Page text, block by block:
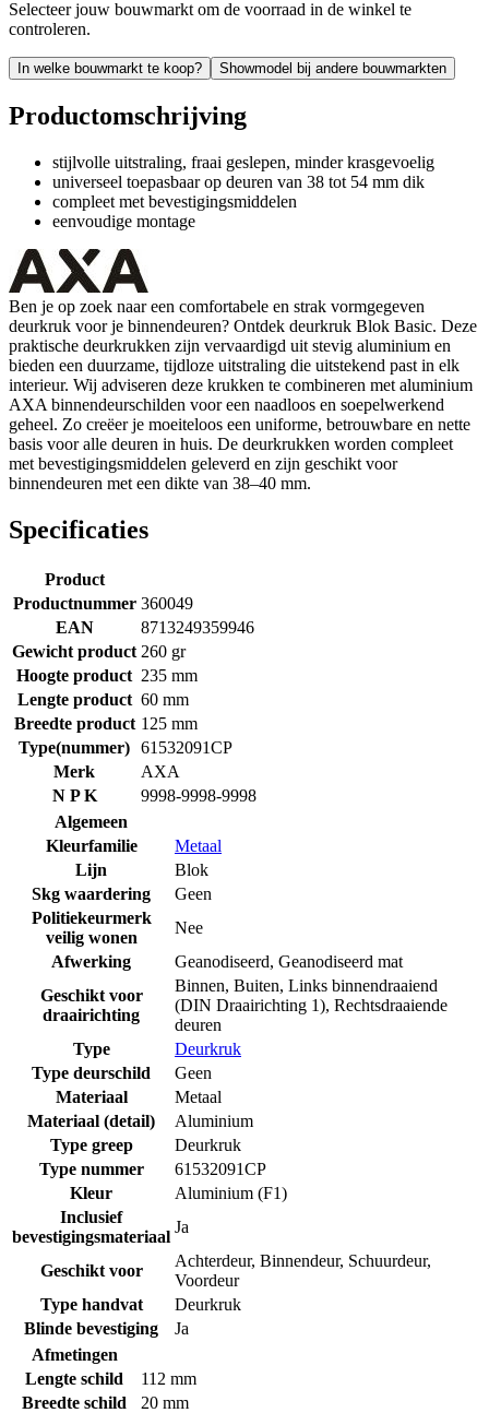
Selecteer jouw bouwmarkt om de voorraad in de winkel te
controleren.
In welke bouwmarkt te koop? Showmodel bij andere bouwmarkten
Productomschrijving
stijlvolle uitstraling, fraai geslepen, minder krasgevoelig
universeel toepasbaar op deuren van 38 tot 54 mm dik
compleet met bevestigingsmiddelen
eenvoudige montage
Ben je op zoek naar een comfortabele en strak vormgegeven
deurkruk voor je binnendeuren? Ontdek deurkruk Blok Basic. Deze
praktische deurkrukken zijn vervaardigd uit stevig aluminium en
bieden een duurzame, tijdloze uitstraling die uitstekend past in elk
interieur. Wij adviseren deze krukken te combineren met aluminium
AXA binnendeurschilden voor een naadloos en soepelwerkend
geheel. Zo creëer je moeiteloos een uniforme, betrouwbare en nette
basis voor alle deuren in huis. De deurkrukken worden compleet
met bevestigingsmiddelen geleverd en zijn geschikt voor
binnendeuren met een dikte van 38–40 mm.
Specificaties
Product
Productnummer 360049
EAN
8713249359946
Gewicht product 260 gr
Hoogte product 235 mm
Lengte product 60 mm
Breedte product 125 mm
Type(nummer) 61532091CP
Merk
AXA
N P K
9998-9998-9998
Algemeen
Kleurfamilie
Metaal
Lijn
Blok
Skg waardering
Geen
Politiekeurmerk
veilig wonen
Nee
Afwerking
Geanodiseerd, Geanodiseerd mat
Geschikt voor
draairichting
Binnen, Buiten, Links binnendraaiend
(DIN Draairichting 1), Rechtsdraaiende
deuren
Type
Deurkruk
Type deurschild
Geen
Materiaal
Metaal
Materiaal (detail)
Aluminium
Type greep
Deurkruk
Type nummer
61532091CP
Kleur
Aluminium (F1)
Inclusief
bevestigingsmateriaal
Ja
Geschikt voor
Achterdeur, Binnendeur, Schuurdeur,
Voordeur
Type handvat
Deurkruk
Blinde bevestiging
Ja
Afmetingen
Lengte schild
112 mm
Breedte schild
20 mm